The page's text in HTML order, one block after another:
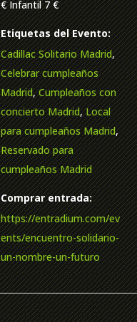
€ Infantil 7 €
Etiquetas del Evento:
Cadillac Solitario Madrid,
Celebrar cumpleaños
Madrid,Cumpleaños con
concierto Madrid,Local
para cumpleaños Madrid,
Reservado para
cumpleaños Madrid
Comprar entrada:
https://entradium.com/ev
ents/encuentro-solidario-
un-nombre-un-futuro